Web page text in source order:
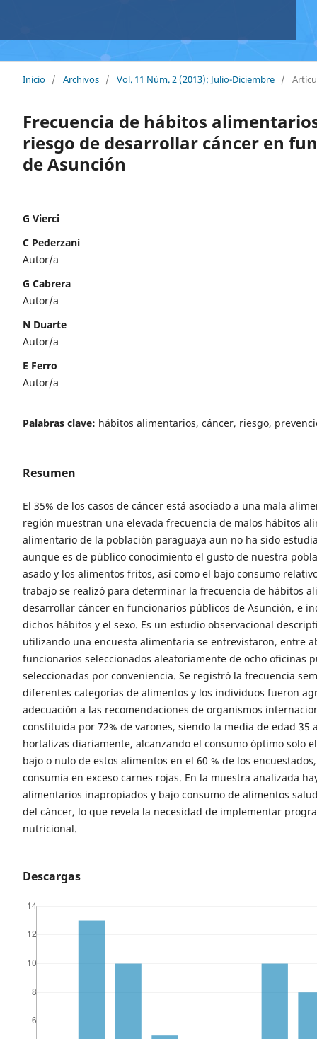
Inicio / Archivos / Vol. 11 Núm. 2 (2013): Julio-Diciembre /
Frecuencia de hábitos
riesgo de desarrollar cáncer en
de Asunción
G Vierci
C Pederzani
Autor/a
G Cabrera
Autor/a
N Duarte
Autor/a
E Ferro
Autor/a
Palabras clave: hábitos alimentarios, cáncer, riesgo,
Resumen
El 35% de los casos de cáncer está asociado a una mala
región muestran una elevada frecuencia de malos hábitos
alimentario de la población paraguaya aun no ha sido
aunque es de público conocimiento el gusto de nuestra
asado y los alimentos fritos, así como el bajo consumo
trabajo se realizó para determinar la frecuencia de hábitos
desarrollar cáncer en funcionarios públicos de Asunción, e
dichos hábitos y el sexo. Es un estudio observacional
utilizando una encuesta alimentaria se entrevistaron, entre
funcionarios seleccionados aleatoriamente de ocho oficinas
seleccionadas por conveniencia. Se registró la frecuencia
diferentes categorías de alimentos y los individuos fueron
adecuación a las recomendaciones de organismos
constituida por 72% de varones, siendo la media de edad 35
hortalizas diariamente, alcanzando el consumo óptimo solo
bajo o nulo de estos alimentos en el 60 % de los
consumía en exceso carnes rojas. En la muestra analizada
alimentarios inapropiados y bajo consumo de alimentos
del cáncer, lo que revela la necesidad de implementar
nutricional.
Descargas